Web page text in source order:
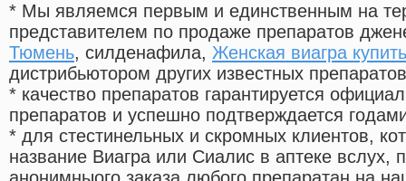
* Мы являемся первым и единственным на
представителем по продаже препаратов
Тюмень, силденафила, Женская виагра
дистрибьютором других известных препаратов
* качество препаратов гарантируется
препаратов и успешно подтверждается
* для стестинельных и скромных клиентов,
название Виагра или Сиалис в аптеке вслух,